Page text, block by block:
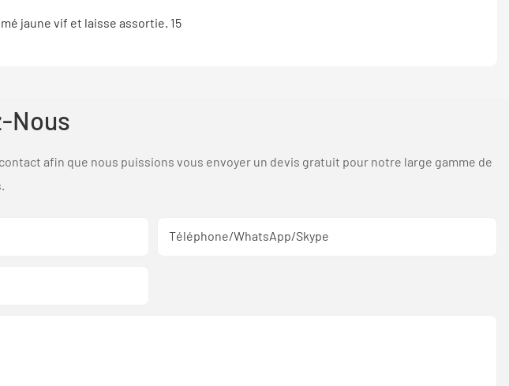
Nous
afin que nous puissions vous envoyer un devis gratuit pour notre large gamme de
Téléphone/WhatsApp/Skype